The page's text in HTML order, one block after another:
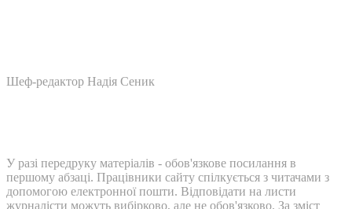
Шеф-редактор Надія Сеник
У разі передруку матеріалів - обов'язкове посилання в
першому абзаці. Працівники сайту спілкується з читачами з
допомогою електронної пошти. Відповідати на листи
журналісти можуть вибірково, але не обов'язково. За зміст